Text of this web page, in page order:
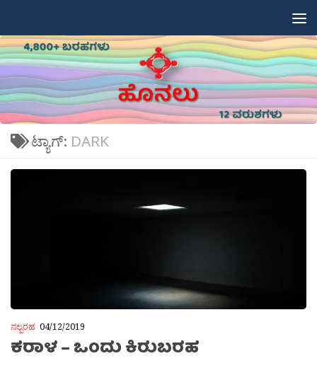
ಟ್ಯಾಗ್: DARK
ನಲ್ಬರಹ 04/12/2019
ಕರಾಳ – ಒಂದು ಕಿರುಬರಹ